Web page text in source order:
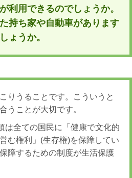
利用できるのでしょうか。
持ち家や自動車があります
ょうか。
りうることです。こういうと
うことが大切です。
は全ての国民に「健康で文化的
む権利」(生存権)を保障してい
障するための制度が生活保護